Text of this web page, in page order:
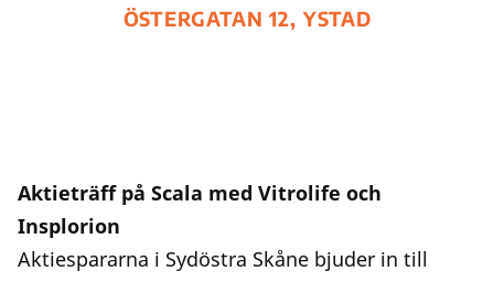
ÖSTERGATAN 12, YSTAD
Aktieträff på Scala med Vitrolife och
Insplorion
Aktiespararna i Sydöstra Skåne bjuder in till